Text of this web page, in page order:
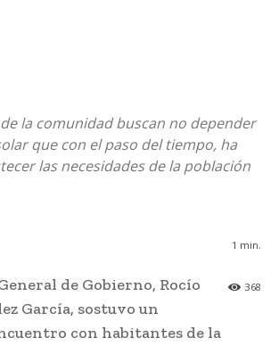
la comunidad buscan no depender
que con el paso del tiempo, ha
las necesidades de la población
1 min.
368
de Gobierno, Rocío
García, sostuvo un
con habitantes de la